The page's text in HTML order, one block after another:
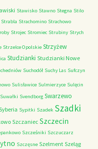
Stawisko Stawno Stegna Stilo
Strabla Strachomino Strachowo
Strojec Stromiec Strubiny Strych
Strzelce Opolskie Strzyżew
Studzianki Studzianki Nowe
Suchodół Suchy Las Sufczyn
Sulisławice Sulmierzyce Sulęcin
Suwałki Svendborg Swarzewo
Sypitki Szadek Szadki
Szczaniec Szczecin
Szcześniki Szczuczarz
Szczęsne Szelment Szeląg